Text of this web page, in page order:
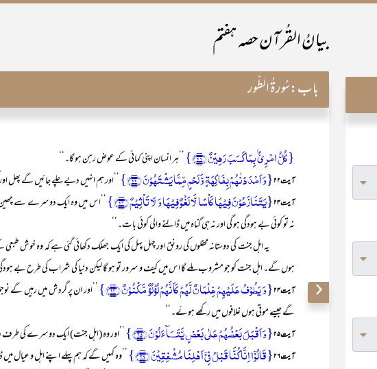
بیانُ القُرآن حصہ ہفتم
باب:سُورۃُ الطُّور
{کُلُّ امۡرِیًٔۢ بِمَا کَسَبَ رَہِیۡنٌ ﴿۲۱﴾} ’’ہر انسان اپنی کمائی کے عوض رہن ہو گا۔‘‘
آیت۲۲ {وَ اَمۡدَدۡنٰہُمۡ بِفَاکِہَۃٍ وَّ لَحۡمٍ مِّمَّا یَشۡتَہُوۡنَ ﴿۲۲﴾} ’’اور ہم انہیں دیے چلے جائیں گے
آیت۲۳ {یَتَنَازَعُوۡنَ فِیۡہَا کَاۡسًا لَّا لَغۡوٌ فِیۡہَا وَ لَا تَاۡثِیۡمٌ ﴿۲۳﴾}
’’اس میں وہ ایک دوسرے سے
نہ تو کوئی بے ہودگی ہو گی اور نہ ہی گناہ میں ڈالنے والی کوئی بات۔‘‘
یہ اہل جنت کی دوستانہ محفلوں کی رونق اور چہل پہل کی ایک جھلک دکھائی گئی ہے کہ وہ خوش
ہوں گے۔ اہل جنت کو جو مشروب ملے گا اس میں کیف و سرور تو ہو گا لیکن دنیا کی شراب کی طرح بے ہودگی
آیت ۲۴ {وَ یَطُوۡفُ عَلَیۡہِمۡ غِلۡمَانٌ لَّہُمۡ کَاَنَّہُمۡ لُؤۡلُؤٌ مَّکۡنُوۡنٌ ﴿۲۴﴾}
’’اور ان پر گردش میں رہیں
گے جیسے موتی ہوں غلافوں میں رکھے ہوئے۔‘‘
آیت ۲۵ {وَ اَقۡبَلَ بَعۡضُہُمۡ عَلٰی بَعۡضٍ یَّتَسَآءَلُوۡنَ ﴿۲۵﴾} ’’اور وہ (اہل جنت) ایک دوسرے کی طرف
آیت۲۶ {قَالُوۡۤا اِنَّا کُنَّا قَبۡلُ فِیۡۤ اَہۡلِنَا مُشۡفِقِیۡنَ ﴿۲۶﴾}
’’وہ کہیں گے کہ ہم پہلے اپنے اہل و عیال